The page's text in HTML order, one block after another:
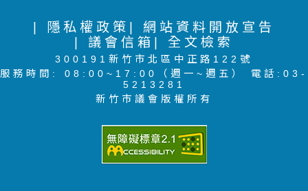
| 隱私權政策 | 網站資料開放宣告
| 議會信箱 | 全文檢索
300191新竹市北區中正路122號
服務時間: 08:00~17:00（週一~週五） 電話:03-
5213281
新竹市議會版權所有